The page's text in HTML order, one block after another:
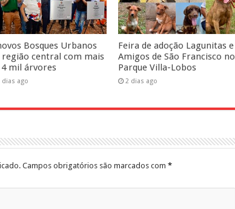
Bosques Urbanos
região central com mais
4 mil árvores
dias ago
Feira de adoção Lagunitas e
Amigos de São Francisco no
Parque Villa-Lobos
2 dias ago
Campos obrigatórios são marcados com *